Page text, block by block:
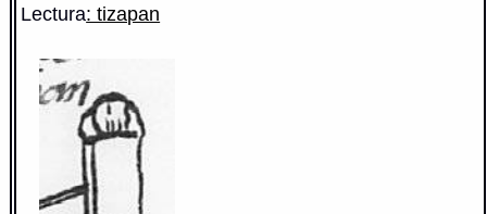
Lectura: tizapan